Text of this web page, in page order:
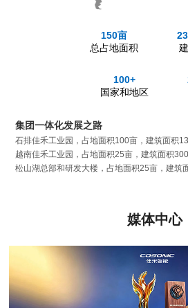
150亩
总占地面积
100+
国家和地区
集团一体化发展之路
石排佳禾工业园，占地面积100亩，建筑面积
越南佳禾工业园，占地面积25亩，建筑面积
松山湖总部和研发大楼，占地面积25亩，建筑
媒体中心